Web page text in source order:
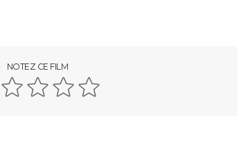
NOTEZ CE FILM